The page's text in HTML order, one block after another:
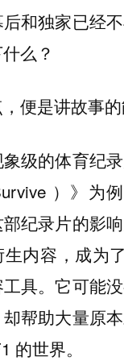
和独家已经
么？
便是讲故事的
级的体育纪
）》为
部纪录片的影
内容，成为
具。它可能
帮助大量原
的世界。